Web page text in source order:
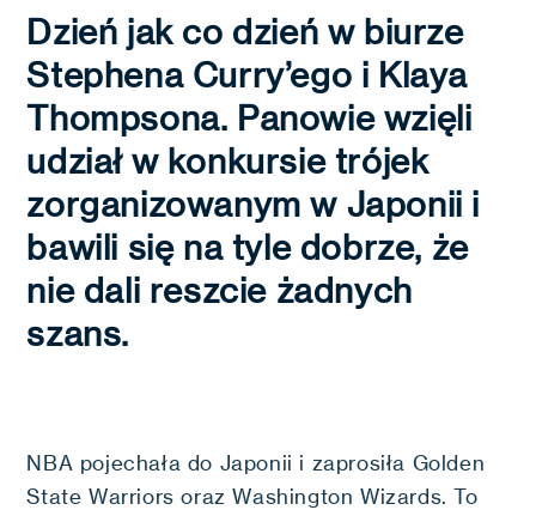
Dzień jak co dzień w biurze
Stephena Curry’ego i Klaya
Thompsona. Panowie wzięli
udział w konkursie trójek
zorganizowanym w Japonii i
bawili się na tyle dobrze, że
nie dali reszcie żadnych
szans.
NBA pojechała do Japonii i zaprosiła Golden
State Warriors oraz Washington Wizards. To